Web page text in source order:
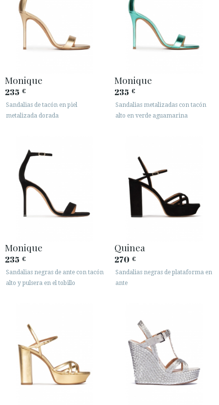
Monique
235 €
Sandalias de tacón en piel
metalizada dorada
Monique
235 €
Sandalias metalizadas con tacón
alto en verde aguamarina
Monique
235 €
Sandalias negras de ante con tacón
alto y pulsera en el tobillo
Quinea
270 €
Sandalias negras de plataforma en
ante